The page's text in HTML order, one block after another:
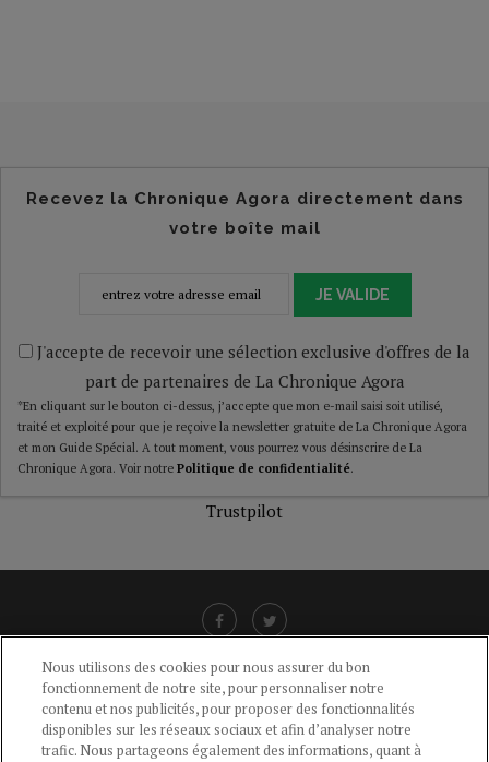
Recevez la Chronique Agora directement dans
votre boîte mail
JE VALIDE
J'accepte de recevoir une sélection exclusive d'offres de la
part de partenaires de La Chronique Agora
*En cliquant sur le bouton ci-dessus, j’accepte que mon e-mail saisi soit utilisé,
traité et exploité pour que je reçoive la newsletter gratuite de La Chronique Agora
et mon Guide Spécial. A tout moment, vous pourrez vous désinscrire de La
Chronique Agora. Voir notre Politique de confidentialité.
Trustpilot
CGU-POLITIQUE DE CONFIDENTIALITÉ -POLITIQUE DES COOKIES
MENTIONS LÉGALES -AIDE
Nous utilisons des cookies pour nous assurer du bon
fonctionnement de notre site, pour personnaliser notre
contenu et nos publicités, pour proposer des fonctionnalités
disponibles sur les réseaux sociaux et afin d’analyser notre
trafic. Nous partageons également des informations, quant à